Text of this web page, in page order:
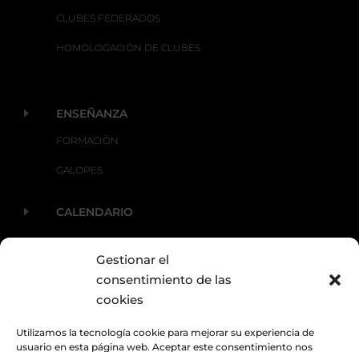
Gestionar el
consentimiento de las
cookies
Utilizamos la tecnología cookie para mejorar su experiencia de
usuario en esta página web. Aceptar este consentimiento nos
CLUBES FEDERADOS
HOMOLOGACIÓN DE CLUBES
E ENSEÑANZA
FORMACIÓN
GALOPES
E CALENDARIO
ACTUALIDAD